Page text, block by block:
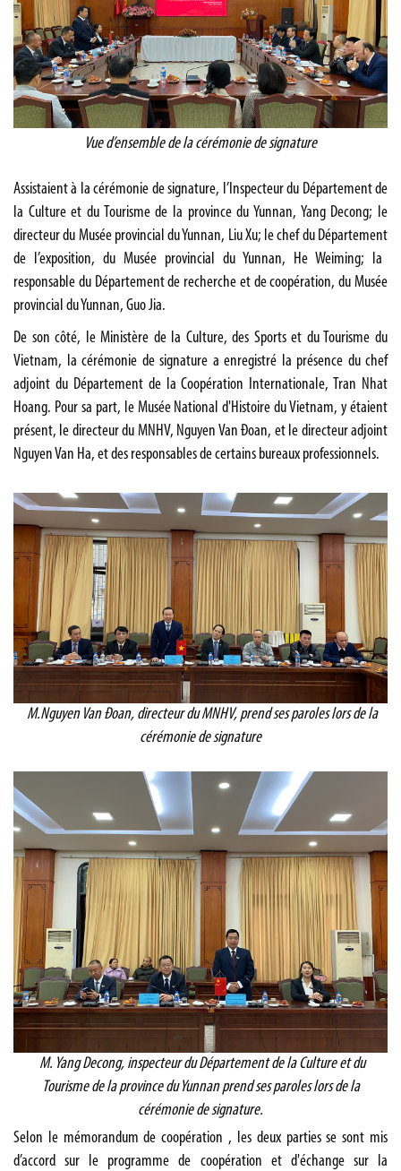
Vue d’ensemble de la cérémonie de signature
Assistaient à la cérémonie de signature, l’Inspecteur du Département de
la Culture et du Tourisme de la province du Yunnan, Yang Decong; le
directeur du Musée provincial du Yunnan, Liu Xu; le chef du Département
de l’exposition, du Musée provincial du Yunnan, He Weiming; la
responsable du Département de recherche et de coopération, du Musée
provincial du Yunnan, Guo Jia.
De son côté, leMinistère de la Culture, des Sports et du Tourisme du
Vietnam, la cérémonie de signature a enregistré la présence du chef
adjoint du Département de la Coopération Internationale, Tran Nhat
Hoang. Pour sa part, le Musée National d'Histoire du Vietnam, y étaient
présent, le directeur du MNHV, Nguyen Van Đoan, et le directeur adjoint
Nguyen Van Ha, et des responsables de certains bureaux professionnels.
M.Nguyen Van Đoan, directeur du MNHV, prend ses paroles lors de la
cérémonie de signature
M. Yang Decong, inspecteur du Département de la Culture et du
Tourisme de la province du Yunnan prend ses paroles lors de la
cérémonie de signature.
Selon le mémorandum de coopération , les deux parties se sont mis
d’accord sur le programme de coopération et d'échange sur la